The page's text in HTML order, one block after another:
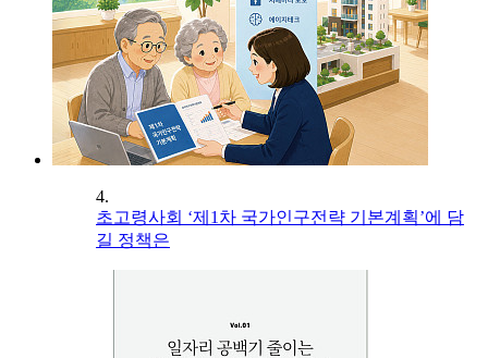
4.
초고령사회 ‘제1차 국가인구전략 기본계획’에 담
길 정책은